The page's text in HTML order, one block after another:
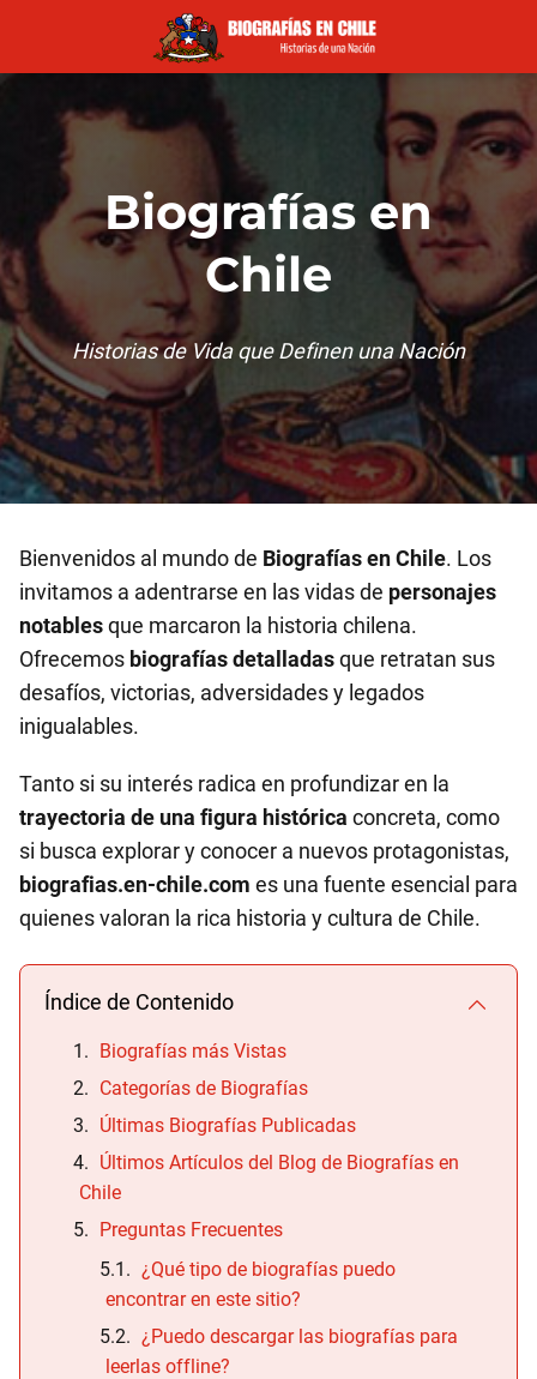
Biografías en
Chile
Historias de Vida que Definen una Nación
Bienvenidos al mundo de Biografías en Chile. Los
invitamos a adentrarse en las vidas de personajes
notablesque marcaron la historia chilena.
Ofrecemos biografías detalladasque retratan sus
desafíos, victorias, adversidades y legados
inigualables.
Tanto si su interés radica en profundizar en la
trayectoria de una figura histórica concreta, como
si busca explorar y conocer a nuevos protagonistas,
biografias.en-chile.com es una fuente esencial para
quienes valoran la rica historia y cultura de Chile.
Índice de Contenido
Biografías más Vistas
Categorías de Biografías
Últimas Biografías Publicadas
Últimos Artículos del Blog de Biografías en
Chile
Preguntas Frecuentes
¿Qué tipo de biografías puedo
encontrar en este sitio?
¿Puedo descargar las biografías para
leerlas offline?